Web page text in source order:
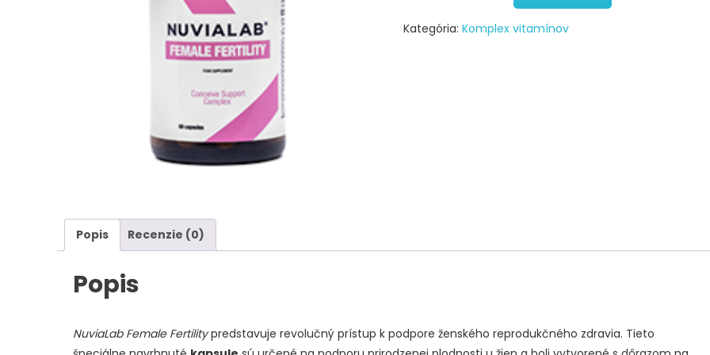
Kategória: Komplex vitamínov
Popis Recenzie (0)
Popis
NuviaLab Female Fertilitypredstavuje revolučný prístup k podpore ženského reprodukčného zdravia. Tieto